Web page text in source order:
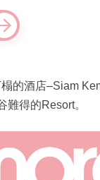
的酒店–Siam
難得的Resort。